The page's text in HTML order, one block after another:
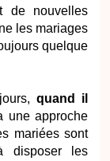
de nouvelles
les mariages
quelque
quand il
une approche
mariées sont
disposer les